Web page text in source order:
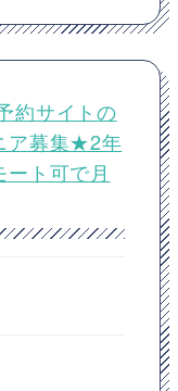
約サイトの
ア募集★2年
ト可で月